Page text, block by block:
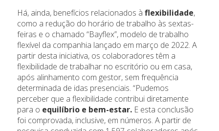
Há, ainda, benefícios relacionados à flexibilidade,
como a redução do horário de trabalho às sextas-
feiras e o chamado “Bayflex”, modelo de trabalho
flexível da companhia lançado em março de 2022. A
partir desta iniciativa, os colaboradores têm a
flexibilidade de trabalhar no escritório ou em casa,
após alinhamento com gestor, sem frequência
determinada de idas presenciais. “Pudemos
perceber que a flexibilidade contribui diretamente
para o equilíbrio e bem-estar. E esta conclusão
foi comprovada, inclusive, em números. A partir de